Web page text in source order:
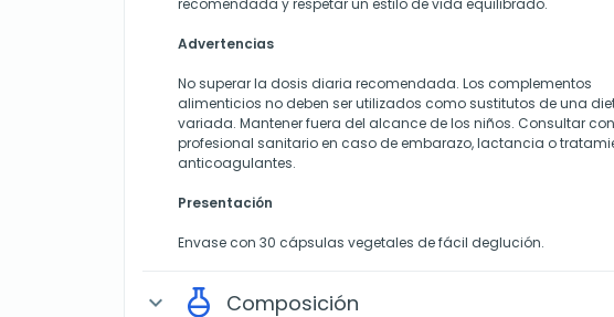
recomendada y respetar un estilo de vida equilibrado.
Advertencias
No superar la dosis diaria recomendada. Los complementos
alimenticios no deben ser utilizados como sustitutos de una
variada. Mantener fuera del alcance de los niños. Consultar
profesional sanitario en caso de embarazo, lactancia o
anticoagulantes.
Presentación
Envase con 30 cápsulas vegetales de fácil deglución.
expand_more Composición